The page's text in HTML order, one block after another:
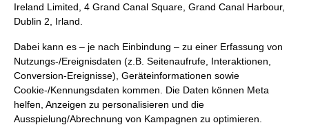
Ireland Limited, 4 Grand Canal Square, Grand Canal Harbour,
Dublin 2, Irland.
Dabei kann es – je nach Einbindung – zu einer Erfassung von
Nutzungs-/Ereignisdaten (z.B. Seitenaufrufe, Interaktionen,
Conversion-Ereignisse), Geräteinformationen sowie
Cookie-/Kennungsdaten kommen. Die Daten können Meta
helfen, Anzeigen zu personalisieren und die
Ausspielung/Abrechnung von Kampagnen zu optimieren.